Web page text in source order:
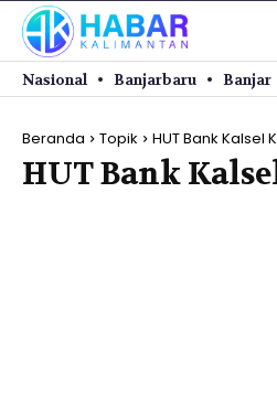
Nasional Banjarbaru Banjar
Beranda Topik HUT Bank Kalsel
HUT Bank